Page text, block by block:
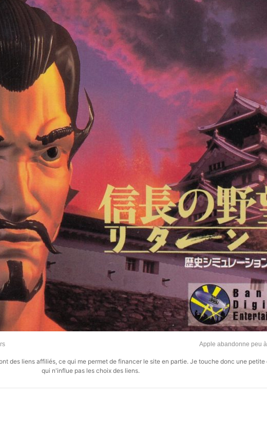
Apple abandonne peu
des liens affiliés, ce qui me permet de financer le site en partie. Je touche donc une petite
qui n'influe pas les choix des liens.